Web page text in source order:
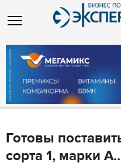
Готовы
сорта 1, марки